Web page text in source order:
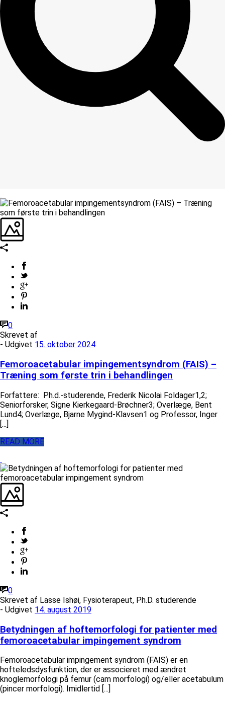
0
Skrevet af
- Udgivet 15. oktober 2024
Femoroacetabular impingementsyndrom (FAIS) –
Træning som første trin i behandlingen
Forfattere: Ph.d.-studerende, Frederik Nicolai Foldager1,2;
Seniorforsker, Signe Kierkegaard-Brøchner3; Overlæge, Bent
Lund4; Overlæge, Bjarne Mygind-Klavsen1 og Professor, Inger
[...]
READ MORE
0
Skrevet af Lasse Ishøi, Fysioterapeut, Ph.D. studerende
- Udgivet 14. august 2019
Betydningen af hoftemorfologi for patienter med
femoroacetabular impingement syndrom
Femoroacetabular impingement syndrom (FAIS) er en
hofteledsdysfunktion, der er associeret med ændret
knoglemorfologi på femur (cam morfologi) og/eller acetabulum
(pincer morfologi). Imidlertid [...]